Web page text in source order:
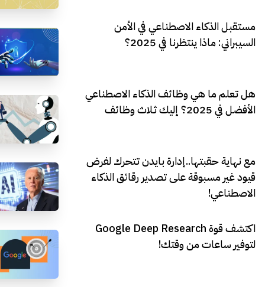
مستقبل الذكاء الاصطناعي في الأمن
السيبراني: ماذا ينتظرنا في 2025؟
هل تعلم ما هي وظائف الذكاء الاصطناعي
الأفضل في 2025؟ إليك ثلاث وظائف
مع نهاية حقبتها..إدارة بايدن تتحرك لفرض
قيود غير مسبوقة على تصدير رقائق الذكاء
الاصطناعي!
اكتشف قوة Google Deep Research
لتوفير ساعات من وقتك!